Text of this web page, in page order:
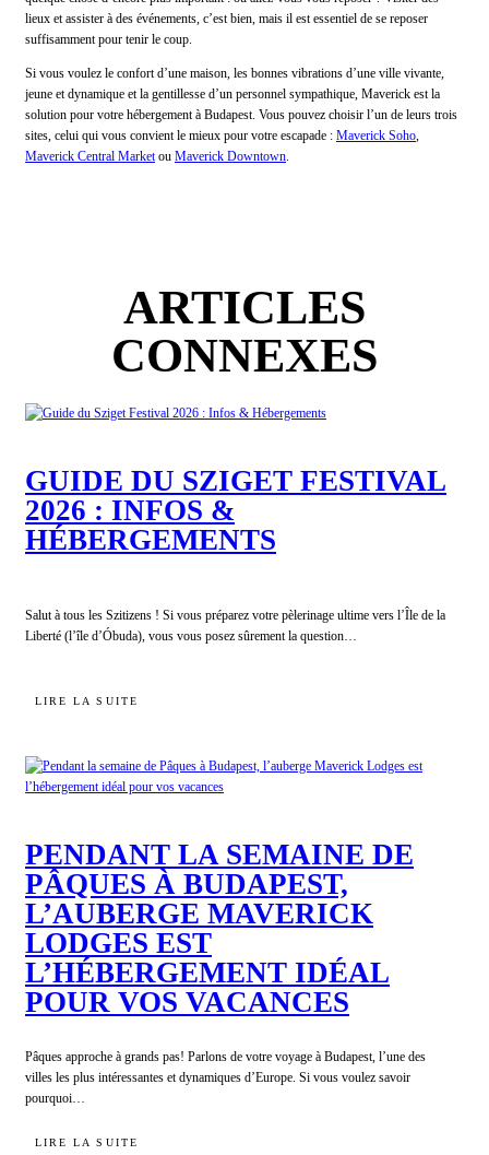
lieux et assister à des événements, c’est bien, mais il est essentiel de se reposer
suffisamment pour tenir le coup.
Si vous voulez le confort d’une maison, les bonnes vibrations d’une ville vivante,
jeune et dynamique et la gentillesse d’un personnel sympathique, Maverick est la
solution pour votre hébergement à Budapest. Vous pouvez choisir l’un de leurs trois
sites, celui qui vous convient le mieux pour votre escapade : Maverick Soho
Maverick Central Market ou Maverick Downtown
ARTICLES
CONNEXES
GUIDE DU SZIGET FESTIVAL
2026 : INFOS &
HÉBERGEMENTS
Salut à tous les Szitizens ! Si vous préparez votre pèlerinage ultime vers l’Île de la
Liberté (l’île d’Óbuda), vous vous posez sûrement la question…
LIRE LA SUITE
FESTIVAL
2026
HÉBERGEMENTS
PENDANT LA SEMAINE DE
PÂQUES À BUDAPEST,
L’AUBERGE MAVERICK
LODGES EST
L’HÉBERGEMENT IDÉAL
POUR VOS VACANCES
Pâques approche à grands pas! Parlons de votre voyage à Budapest, l’une des
villes les plus intéressantes et dynamiques d’Europe. Si vous voulez savoir
pourquoi…
LIRE LA SUITE